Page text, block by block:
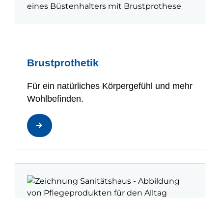
Brustprothetik
Für ein natürliches Körpergefühl und mehr
Wohlbefinden.